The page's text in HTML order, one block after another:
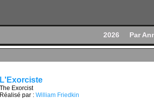
2026 Par
L'Exorciste
The Exorcist
Réalisé par : William Friedkin